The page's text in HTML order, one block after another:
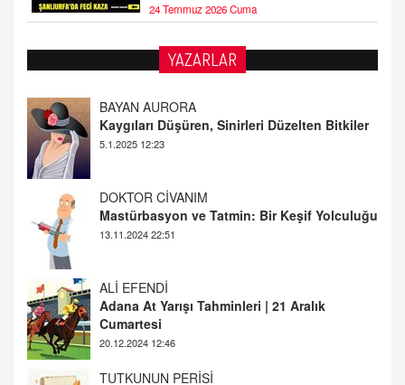
24 Temmuz 2026 Cuma
YAZARLAR
DOKTOR CİVANIM
Mastürbasyon ve Tatmin: Bir Keşif Yolculuğu
13.11.2024 22:51
ALİ EFENDİ
Adana At Yarışı Tahminleri | 21 Aralık
Cumartesi
TUTKUNUN PERİSİ
Sağlıklı Bir Cinsel Yaşam ile İlgili Bilinmesi
Gerekenler
08.11.2024 13:16
FARUK ÖNALAN